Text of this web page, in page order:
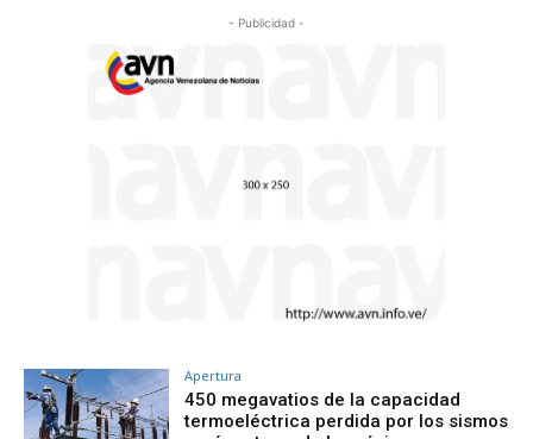
- Publicidad -
Apertura
450 megavatios de la capacidad
termoeléctrica perdida por los sismos